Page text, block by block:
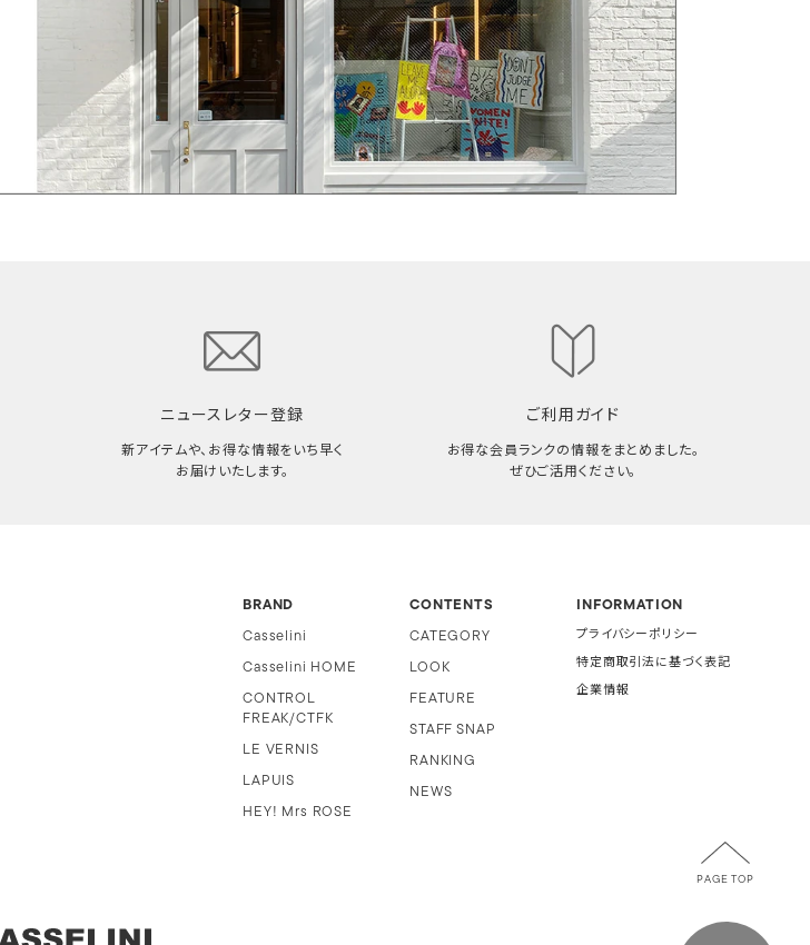
ニュースレター登録
新アイテムや、お得な情報をいち早く
お届けいたします。
ご利用ガイド
お得な会員ランクの情報をまとめました。
ぜひご活用ください。
BRAND
Casselini
Casselini HOME
CONTROL
FREAK/CTFK
LE VERNIS
LAPUIS
HEY! Mrs ROSE
CONTENTS
CATEGORY
LOOK
FEATURE
STAFF SNAP
RANKING
NEWS
INFORMATION
プライバシーポリシー
特定商取引法に基づく表記
企業情報
PAGE TOP